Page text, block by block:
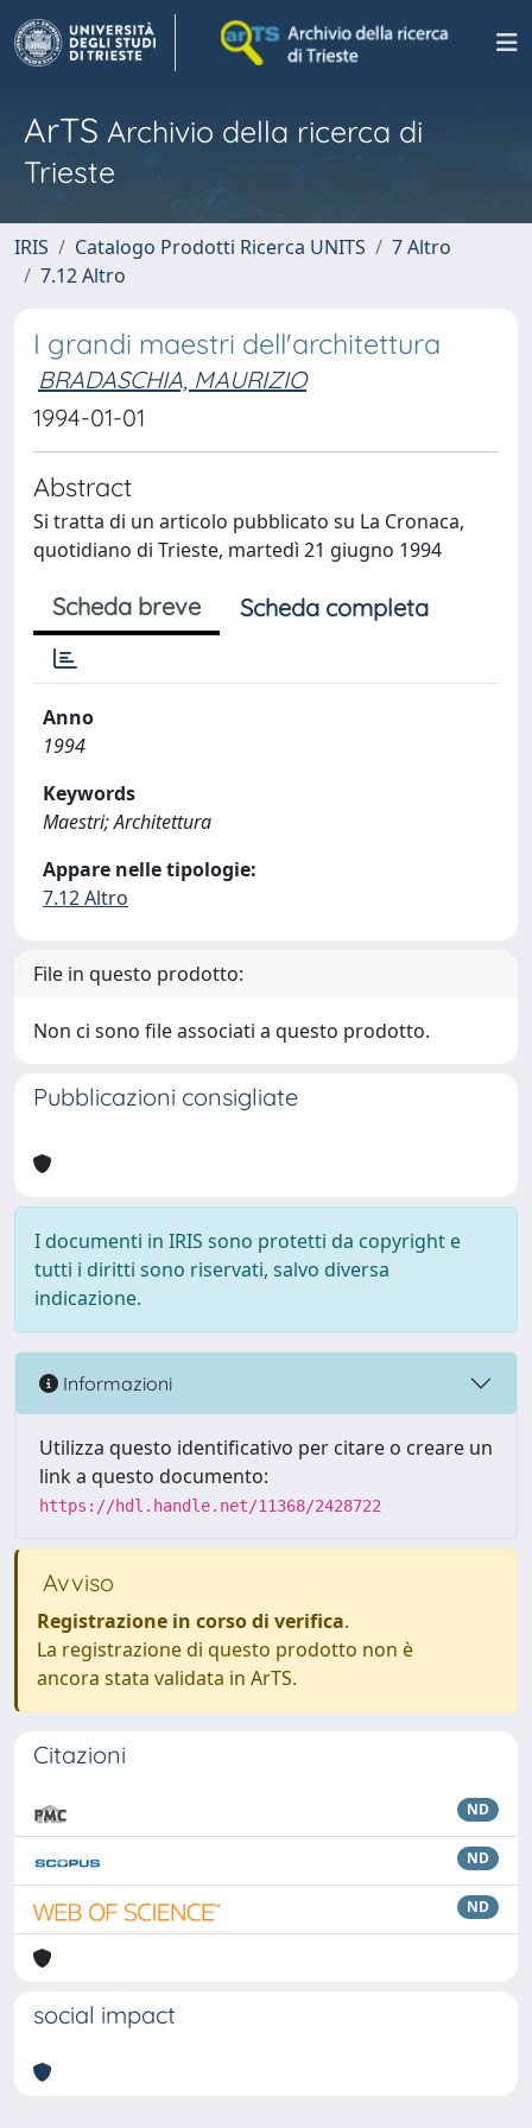
ArTS Archivio della ricerca di
Trieste
IRIS Catalogo Prodotti Ricerca UNITS
7 Altro
7.12 Altro
I grandi maestri dell'architettura
BRADASCHIA, MAURIZIO
1994-01-01
Abstract
Si tratta di un articolo pubblicato su La Cronaca,
quotidiano di Trieste, martedì 21 giugno 1994
Scheda breve Scheda completa
Anno
1994
Keywords
Maestri; Architettura
Appare nelle tipologie:
7.12 Altro
File in questo prodotto:
Non ci sono file associati a questo prodotto.
Pubblicazioni consigliate
I documenti in IRIS sono protetti da copyright e
tutti i diritti sono riservati, salvo diversa
indicazione.
Informazioni
Utilizza questo identificativo per citare o creare un
link a questo documento:
https://hdl.handle.net/11368/2428722
Avviso
Registrazione in corso di verifica.
La registrazione di questo prodotto non è
ancora stata validata in ArTS.
Citazioni
ND
ND
ND
social impact